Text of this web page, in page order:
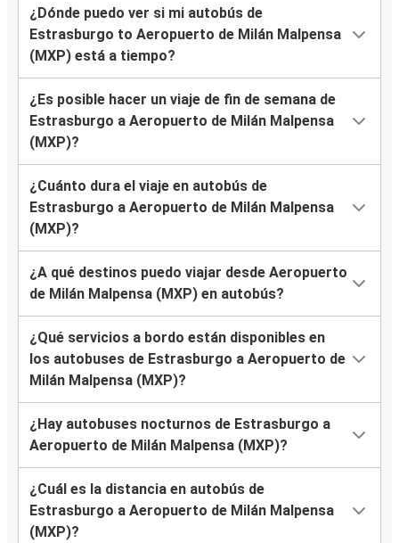
¿Dónde puedo ver si mi autobús de
Estrasburgo to Aeropuerto de Milán Malpensa
(MXP) está a tiempo?
¿Es posible hacer un viaje de fin de semana de
Estrasburgo a Aeropuerto de Milán Malpensa
(MXP)?
¿Cuánto dura el viaje en autobús de
Estrasburgo a Aeropuerto de Milán Malpensa
(MXP)?
¿A qué destinos puedo viajar desde Aeropuerto
de Milán Malpensa (MXP) en autobús?
¿Qué servicios a bordo están disponibles en
los autobuses de Estrasburgo a Aeropuerto de
Milán Malpensa (MXP)?
¿Hay autobuses nocturnos de Estrasburgo a
Aeropuerto de Milán Malpensa (MXP)?
¿Cuál es la distancia en autobús de
Estrasburgo a Aeropuerto de Milán Malpensa
(MXP)?